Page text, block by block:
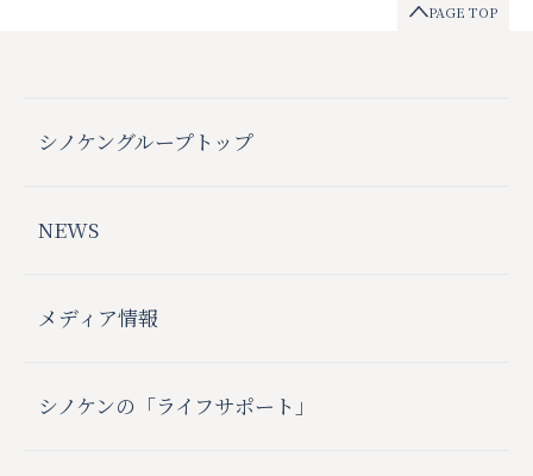
シノケングループトップ
NEWS
メディア情報
シノケンの「ライフサポート」
PAGE TOP